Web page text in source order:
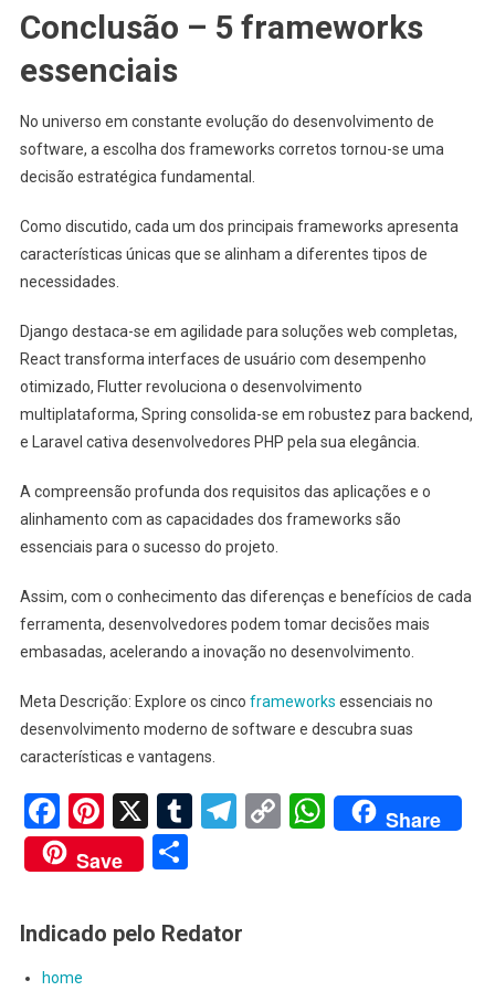
Conclusão – 5 frameworks
essenciais
No universo em constante evolução do desenvolvimento de
software, a escolha dos frameworks corretos tornou-se uma
decisão estratégica fundamental.
Como discutido, cada um dos principais frameworks apresenta
características únicas que se alinham a diferentes tipos de
necessidades.
Django destaca-se em agilidade para soluções web completas,
React transforma interfaces de usuário com desempenho
otimizado, Flutter revoluciona o desenvolvimento
multiplataforma, Spring consolida-se em robustez para backend,
e Laravel cativa desenvolvedores PHP pela sua elegância.
A compreensão profunda dos requisitos das aplicações e o
alinhamento com as capacidades dos frameworks são
essenciais para o sucesso do projeto.
Assim, com o conhecimento das diferenças e benefícios de cada
ferramenta, desenvolvedores podem tomar decisões mais
embasadas, acelerando a inovação no desenvolvimento.
Meta Descrição: Explore os cinco frameworks essenciais no
desenvolvimento moderno de software e descubra suas
características e vantagens.
Facebook
Pinterest
X Tumblr
Telegram
CopyWhatsApp
Share
Save
Share
Indicado pelo Redator
home